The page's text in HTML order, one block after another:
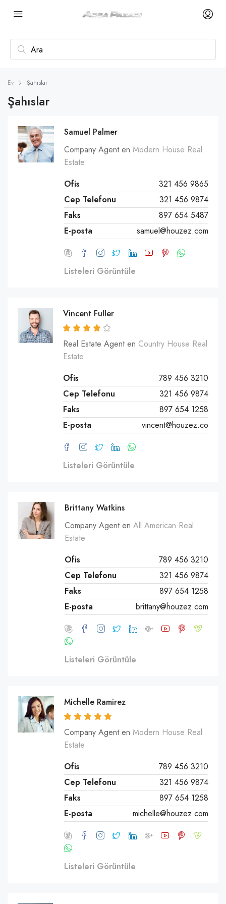
Ev Şahıslar
Şahıslar
Samuel Palmer
Company Agent en Modern House Real
Estate
Ofis
321 456 9865
Cep Telefonu
321 456 9874
Faks
897 654 5487
E-posta
samuel@houzez.com
Listeleri Görüntüle
Vincent Fuller
Real Estate Agent en Country House Real
Estate
Ofis
789 456 3210
Cep Telefonu
321 456 9874
Faks
897 654 1258
E-posta
vincent@houzez.co
Listeleri Görüntüle
Brittany Watkins
Company Agent en All American Real
Estate
Ofis
789 456 3210
Cep Telefonu
321 456 9874
Faks
897 654 1258
E-posta
brittany@houzez.com
Listeleri Görüntüle
Michelle Ramirez
Company Agent en Modern House Real
Estate
Ofis
789 456 3210
Cep Telefonu
321 456 9874
Faks
897 654 1258
E-posta
michelle@houzez.com
Listeleri Görüntüle